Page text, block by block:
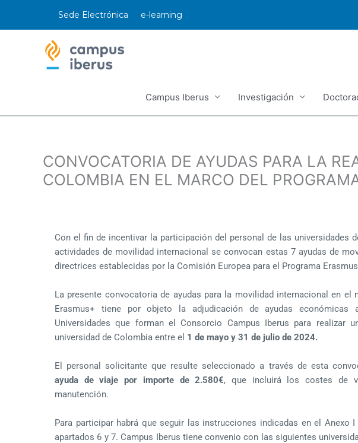
Sede Electrónica e-learning
Campus Iberus Investigación
CONVOCATORIA DE AYUDAS PARA LA
COLOMBIA EN EL MARCO DEL
Con el fin de incentivar la participación del personal de las universidades
actividades de movilidad internacional se convocan estas 7 ayudas de
directrices establecidas por la Comisión Europea para el Programa
La presente convocatoria de ayudas para la movilidad internacional en el
Erasmus+ tiene por objeto la adjudicación de ayudas económicas
Universidades que forman el Consorcio Campus Iberus para realizar
universidad de Colombia entre el 1 de mayo y 31 de julio de 2024.
El personal solicitante que resulte seleccionado a través de esta
ayuda de viaje por importe de 2.580€, que incluirá los costes de
manutención.
Para participar habrá que seguir las instrucciones indicadas en el Anexo
apartados 6 y 7. Campus Iberus tiene convenio con las siguientes